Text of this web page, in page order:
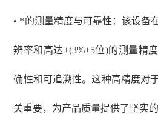
• *的测量精度与可靠性：该设备
辨率和高达±(3%+5位)的测量精
确性和可追溯性。这种高精度对
关重要，为产品质量提供了坚实的